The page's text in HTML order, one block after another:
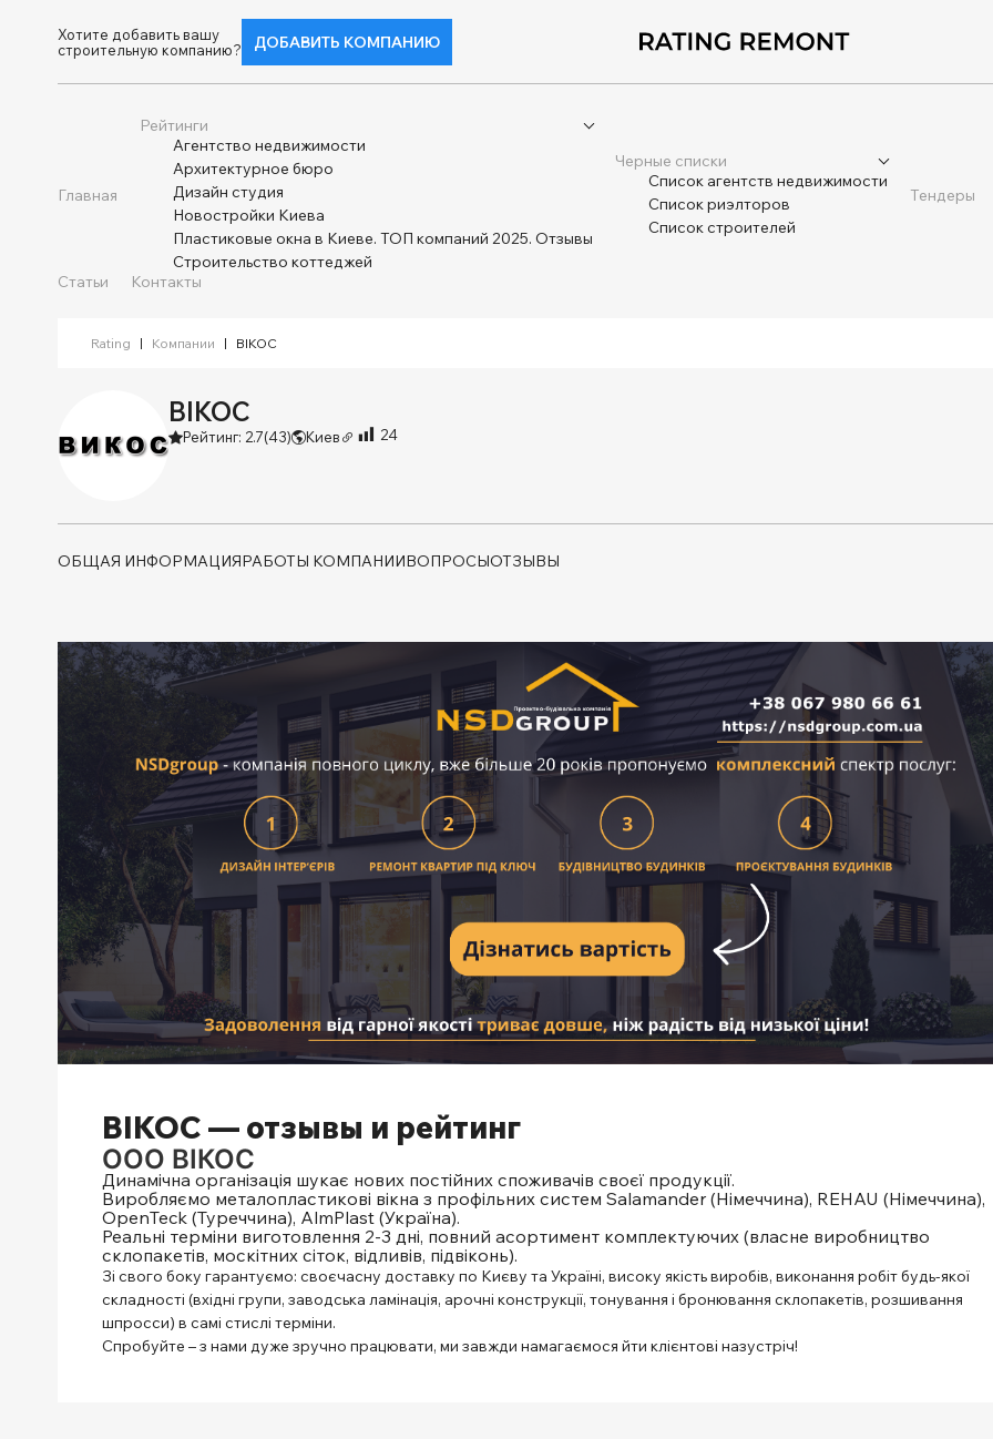
Хотите добавить вашу
строительную компанию?
ДОБАВИТЬ КОМПАНИЮ
Главная
Рейтинги
Агентство недвижимости
Архитектурное бюро
Дизайн студия
Новостройки Киева
Пластиковые окна в Киеве. ТОП компаний 2025. Отзывы
Строительство коттеджей
Черные списки
Список агентств недвижимости
Список риэлторов
Список строителей
Тендеры
Статьи Контакты
Rating | Компании | ВІКОС
ВІКОС
Рейтинг: 2.7(43) Киев 24
ОБЩАЯ ИНФОРМАЦИЯРАБОТЫ КОМПАНИИВОПРОСЫОТЗЫВЫ
ВІКОС — отзывы и рейтинг
ООО ВІКОС
Динамічна організація шукає нових постійних споживачів своєї продукції.
Виробляємо металопластикові вікна з профільних систем Salamander (Німеччина), REHAU (Німеччина),
OpenTeck (Туреччина), AlmPlast (Україна).
Реальні терміни виготовлення 2-3 дні, повний асортимент комплектуючих (власне виробництво
склопакетів, москітних сіток, відливів, підвіконь).
Зі свого боку гарантуємо: своєчасну доставку по Києву та Україні, високу якість виробів, виконання робіт будь-якої
складності (вхідні групи, заводська ламінація, арочні конструкції, тонування і бронювання склопакетів, розшивання
шпросси) в самі стислі терміни.
Спробуйте – з нами дуже зручно працювати, ми завжди намагаємося йти клієнтові назустріч!